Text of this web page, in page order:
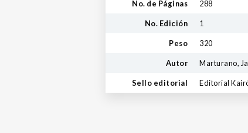
No. de Páginas 288
No. Edición 1
Peso 320
Autor Marturano,
Sello editorial Editorial